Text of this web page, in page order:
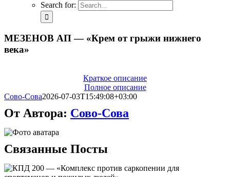
Search for:
МЕЗЕНОВ АП — «Крем от грыжи нижнего
века»
Краткое описание
Полное описание
Сово-Сова2026-07-03T15:49:08+03:00
От Автора: Сово-Сова
Связанные Посты